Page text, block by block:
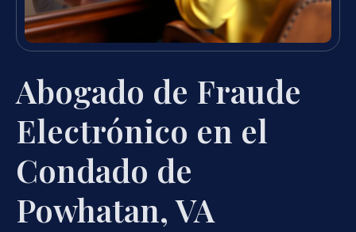
Abogado de Fraude
Electrónico en el
Condado de
Powhatan, VA